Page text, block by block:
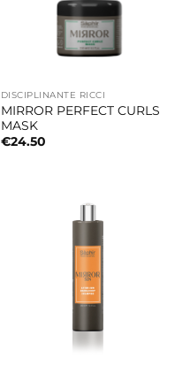
DISCIPLINANTE RICCI
MIRROR PERFECT CURLS
MASK
€24.50